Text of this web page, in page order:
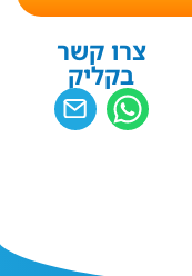
צרו קשר
בקליק